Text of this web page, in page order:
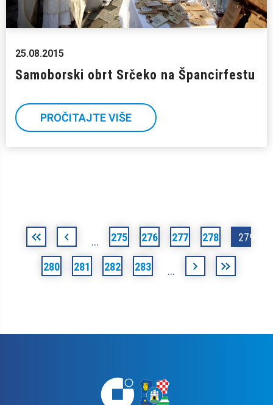
25.08.2015
Samoborski obrt Srčeko na Špancirfestu
PROČITAJTE VIŠE
Stranice
«
prva
‹
prethodna
… 275 276 277 278 279
280 281 282 283 …
sljedećaposljednja